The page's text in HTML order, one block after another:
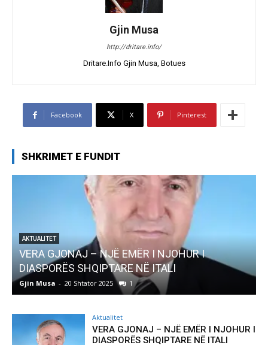
Gjin Musa
http://dritare.info/
Dritare.Info Gjin Musa, Botues
Facebook X Pinterest
SHKRIMET E FUNDIT
AKTUALITET
VERA GJONAJ – NJË EMËR I NJOHUR I
DIASPORËS SHQIPTARE NË ITALI
Gjin Musa - 20 Shtator 2025 1
Aktualitet
VERA GJONAJ – NJË EMËR I NJOHUR I
DIASPORËS SHQIPTARE NË ITALI